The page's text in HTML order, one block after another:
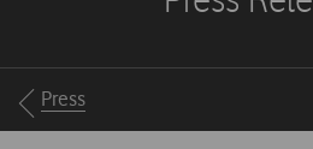
Breadcrumbs
Press